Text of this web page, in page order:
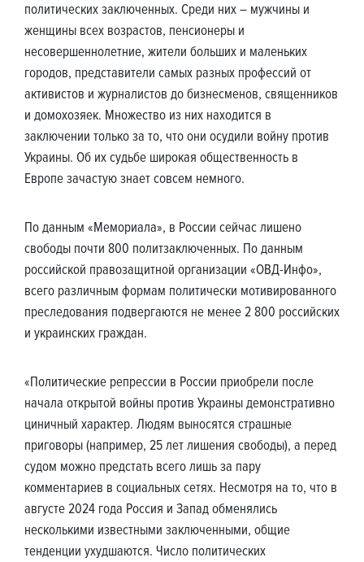
политических заключенных. Среди них – мужчины и
женщины всех возрастов, пенсионеры и
несовершеннолетние, жители больших и маленьких
городов, представители самых разных профессий от
активистов и журналистов до бизнесменов, священников
и домохозяек. Множество из них находится в
заключении только за то, что они осудили войну против
Украины. Об их судьбе широкая общественность в
Европе зачастую знает совсем немного.
По данным «Мемориала», в России сейчас лишено
свободы почти 800 политзаключенных. По данным
российской правозащитной организации «ОВД-Инфо»,
всего различным формам политически мотивированного
преследования подвергаются не менее 2 800 российских
и украинских граждан.
«Политические репрессии в России приобрели после
начала открытой войны против Украины демонстративно
циничный характер. Людям выносятся страшные
приговоры (например, 25 лет лишения свободы), а перед
судом можно предстать всего лишь за пару
комментариев в социальных сетях. Несмотря на то, что в
августе 2024 года Россия и Запад обменялись
несколькими известными заключенными, общие
тенденции ухудшаются. Число политических